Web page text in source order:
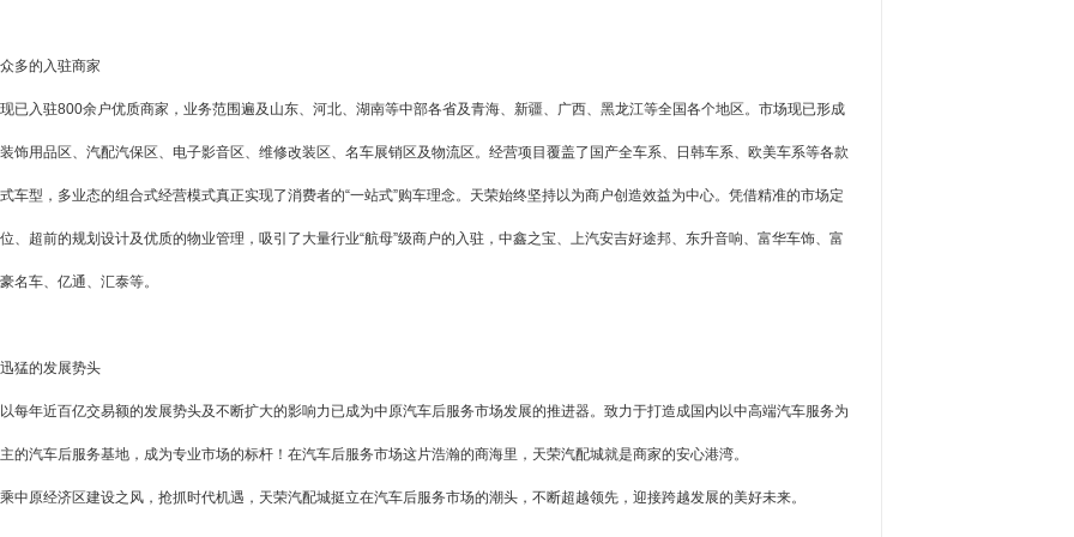
众多的入驻商家
现已入驻800余户优质商家，业务范围遍及山东、河北、湖南等中部各省及青海、新疆、广西、黑龙江等全国各个地区。市场现已形成
装饰用品区、汽配汽保区、电子影音区、维修改装区、名车展销区及物流区。经营项目覆盖了国产全车系、日韩车系、欧美车系等各款
式车型，多业态的组合式经营模式真正实现了消费者的“一站式”购车理念。天荣始终坚持以为商户创造效益为中心。凭借精准的市场定
位、超前的规划设计及优质的物业管理，吸引了大量行业“航母”级商户的入驻，中鑫之宝、上汽安吉好途邦、东升音响、富华车饰、富
豪名车、亿通、汇泰等。
迅猛的发展势头
以每年近百亿交易额的发展势头及不断扩大的影响力已成为中原汽车后服务市场发展的推进器。致力于打造成国内以中高端汽车服务为
主的汽车后服务基地，成为专业市场的标杆！在汽车后服务市场这片浩瀚的商海里，天荣汽配城就是商家的安心港湾。
乘中原经济区建设之风，抢抓时代机遇，天荣汽配城挺立在汽车后服务市场的潮头，不断超越领先，迎接跨越发展的美好未来。